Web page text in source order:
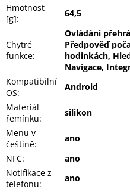
Hmotnost
[g]:
64,5
Chytré
funkce:
Ovládání
Předpověď
hodinkách,
Navigace,
Kompatibilní
OS:
Android
Materiál
řemínku:
silikon
Menu v
češtině:
ano
NFC:
ano
Notifikace z
telefonu:
ano